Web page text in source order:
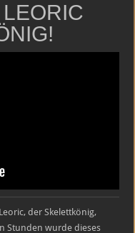
der Skelettkönig,
Stunden wurde dieses